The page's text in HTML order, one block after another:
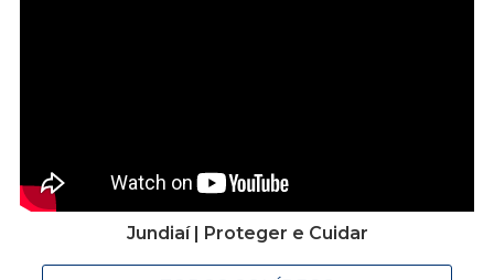
Jundiaí | Proteger e Cuidar